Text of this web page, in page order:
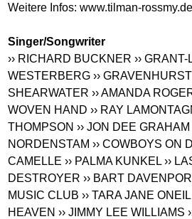
Weitere Infos:www.tilman-rossmy.de
Singer/Songwriter
›› RICHARD BUCKNER ››
WESTERBERG ›› GRAVENHURST
SHEARWATER ›› AMANDA
WOVEN HAND ›› RAY
THOMPSON ›› JON DEE GRAHAM
NORDENSTAM ›› COWBOYS ON
CAMELLE ›› PALMA KUNKEL ››
DESTROYER ›› BART
MUSIC CLUB ›› TARA JANE ONEIL
HEAVEN ›› JIMMY LEE WILLIAMS